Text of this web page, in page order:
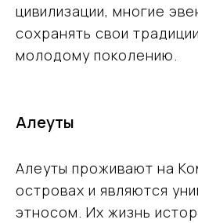
цивилизации, многие
сохранять свои
молодому поколению.
Алеуты
Алеуты проживают на
островах и являются
этносом. Их жизнь